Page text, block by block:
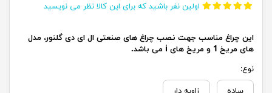
اولین نفر باشید که برای این کالا نظر می نویسید
این چراغ مناسب جهت نصب چراغ های صنعتی ال ای دی گلنور، مدل
های مریخ 1 و مریخ های i می باشد.
نوع: